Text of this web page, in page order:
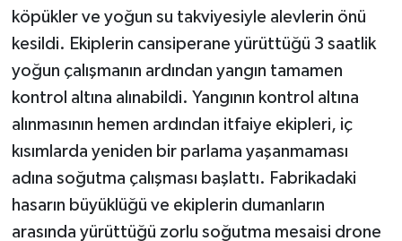
köpükler ve yoğun su takviyesiyle alevlerin önü
kesildi. Ekiplerin cansiperane yürüttüğü 3 saatlik
yoğun çalışmanın ardından yangın tamamen
kontrol altına alınabildi. Yangının kontrol altına
alınmasının hemen ardından itfaiye ekipleri, iç
kısımlarda yeniden bir parlama yaşanmaması
adına soğutma çalışması başlattı. Fabrikadaki
hasarın büyüklüğü ve ekiplerin dumanların
arasında yürüttüğü zorlu soğutma mesaisi drone